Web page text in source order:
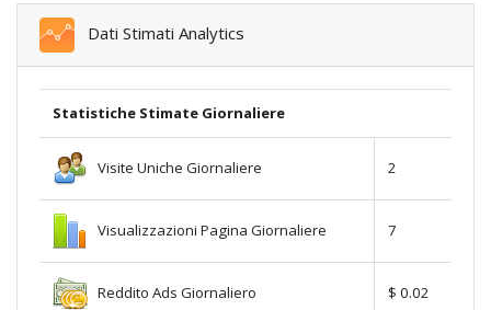
Dati Stimati Analytics
Statistiche Stimate Giornaliere
Visite Uniche Giornaliere 2
Visualizzazioni Pagina Giornaliere 7
Reddito Ads Giornaliero $ 0.02